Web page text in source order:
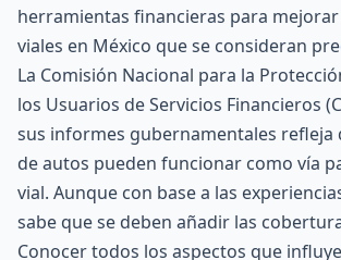
herramientas financieras para
viales en México que se consideran
La Comisión Nacional para la
los Usuarios de Servicios Financieros
sus informes gubernamentales refleja
de autos pueden funcionar como vía
vial. Aunque con base a las
sabe que se deben añadir las
Conocer todos los aspectos que